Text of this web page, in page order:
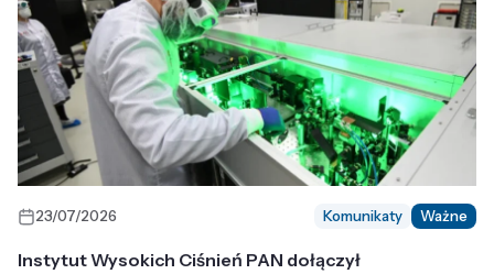
23/07/2026 Komunikaty Ważne
Instytut Wysokich Ciśnień PAN dołączył